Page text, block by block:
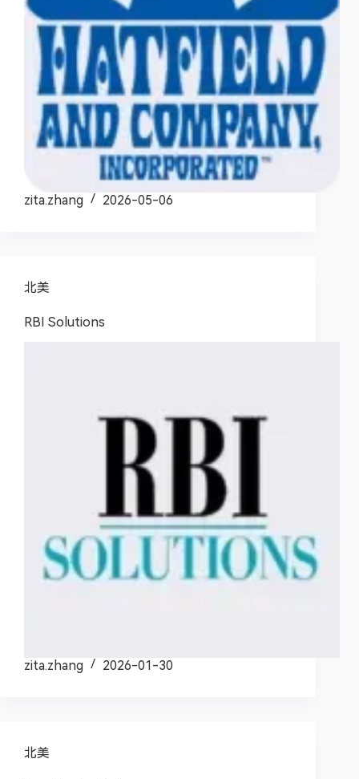
zita.zhang 2026-05-06
北美
RBI Solutions
zita.zhang 2026-01-30
北美